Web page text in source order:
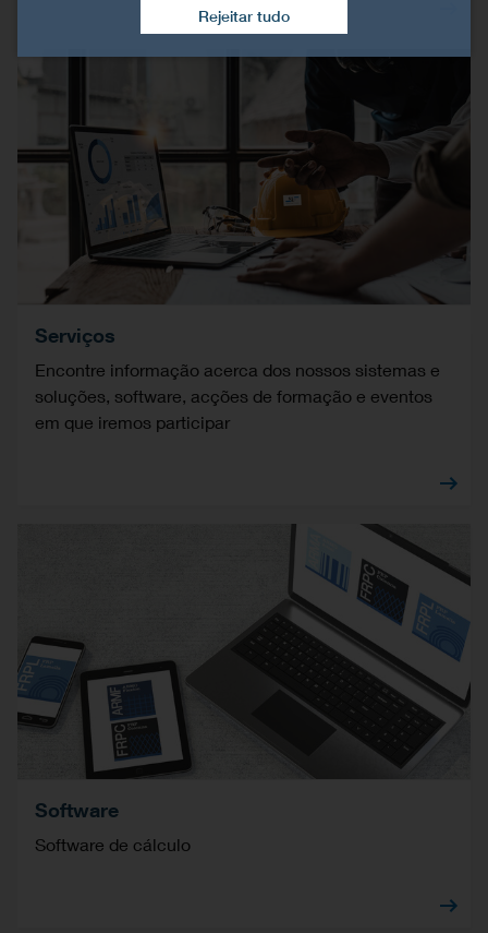
Serviços
Encontre informação acerca dos nossos sistemas e
soluções, software, acções de formação e eventos
em que iremos participar
Software
Software de cálculo
Rejeitar tudo